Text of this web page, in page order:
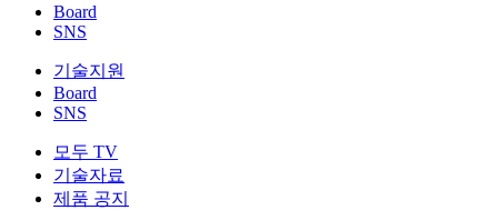
Board
SNS
기술지원
Board
SNS
모두 TV
기술자료
제품 공지